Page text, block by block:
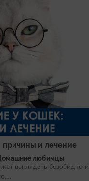
причины и лечение
любимцы
выглядеть безобидно